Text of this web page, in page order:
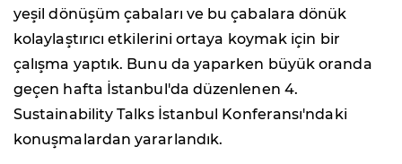
yeşil dönüşüm çabaları ve bu çabalara dönük
kolaylaştırıcı etkilerini ortaya koymak için bir
çalışma yaptık. Bunu da yaparken büyük oranda
geçen hafta İstanbul'da düzenlenen 4.
Sustainability Talks İstanbul Konferansı'ndaki
konuşmalardan yararlandık.